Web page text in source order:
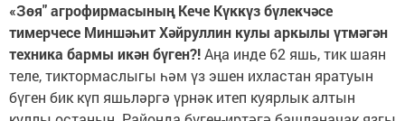
«Зөя" агрофирмасының Кече Күккүз бүлекчәсе
тимерчесе Миншәһит Хәйруллин кулы аркылы үтмәгән
техника бармы икән бүген?!Аңа инде 62 яшь, тик шаян
теле, тиктормаслыгы һәм үз эшен ихластан яратуын
бүген бик күп яшьләргә үрнәк итеп куярлык алтын